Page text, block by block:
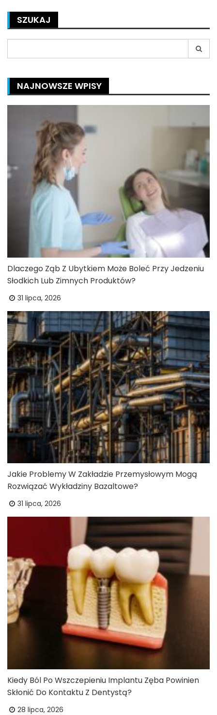
SZUKAJ
for:
NAJNOWSZE WPISY
Dlaczego Ząb Z Ubytkiem Może Boleć Przy Jedzeniu
Słodkich Lub Zimnych Produktów?
31 lipca, 2026
Jakie Problemy W Zakładzie Przemysłowym Mogą
Rozwiązać Wykładziny Bazaltowe?
31 lipca, 2026
Kiedy Ból Po Wszczepieniu Implantu Zęba Powinien
Skłonić Do Kontaktu Z Dentystą?
28 lipca, 2026